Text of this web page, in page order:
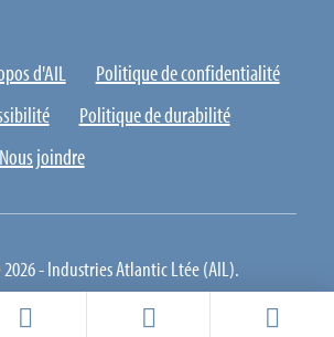
d'AIL
Politique de confidentialité
Politique de durabilité
Nous joindre
- Industries Atlantic Ltée (AIL).